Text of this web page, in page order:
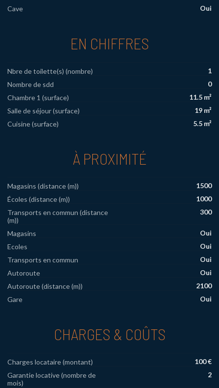
Cave Oui
EN CHIFFRES
Nbre de toilette(s) (nombre)
1
Nombre de sdd
0
Chambre 1 (surface)
11.5 m²
Salle de séjour (surface)
19 m²
Cuisine (surface)
5.5 m²
À PROXIMITÉ
Magasins (distance (m))
1500
Écoles (distance (m))
1000
Transports en commun (distance
(m))
300
Magasins
Oui
Ecoles
Oui
Transports en commun
Oui
Autoroute
Oui
Autoroute (distance (m))
2100
Gare
Oui
CHARGES & COÛTS
Charges locataire (montant)
100 €
Garantie locative (nombre de
mois)
2